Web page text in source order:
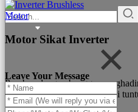
Leave Your Message
Motor Sikat Inverter
Pumbaa dengan bangga
energi, motor kami memenuhi